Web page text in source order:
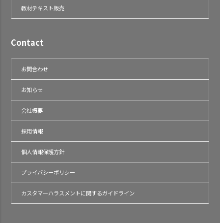
教材テキスト販売
Contact
お問合わせ
お知らせ
会社概要
採用情報
個人情報保護方針
プライバシーポリシー
カスタマーハラスメントに関するガイドライン